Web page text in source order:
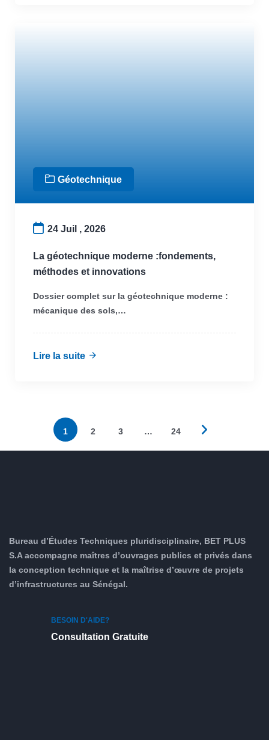
Géotechnique
24 Juil , 2026
La géotechnique moderne :fondements,
méthodes et innovations
Dossier complet sur la géotechnique moderne :
mécanique des sols,…
Lire la suite
1 2 3 … 24
Bureau d’Études Techniques pluridisciplinaire, BET PLUS
S.A accompagne maîtres d’ouvrages publics et privés dans
la conception technique et la maîtrise d’œuvre de projets
d’infrastructures au Sénégal.
BESOIN D'AIDE?
Consultation Gratuite